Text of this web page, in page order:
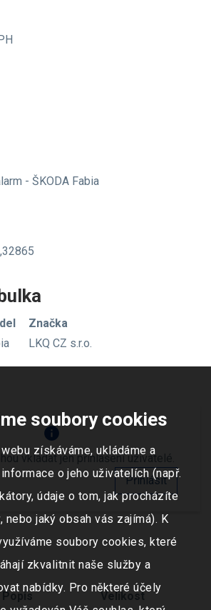
- ŠKODA Fabia
Značka
LKQ CZ s.r.o.
info
vkládat jen přihlášení uživatelé.
Přihlásit
Popis Velikost
soubory cookies
získáváme, ukládáme a
o jeho uživatelích (např.
údaje o tom, jak procházíte
nebo jaký obsah vás zajímá). K
soubory cookies, které
zkvalitnit naše služby a
nabídky. Pro některé účely